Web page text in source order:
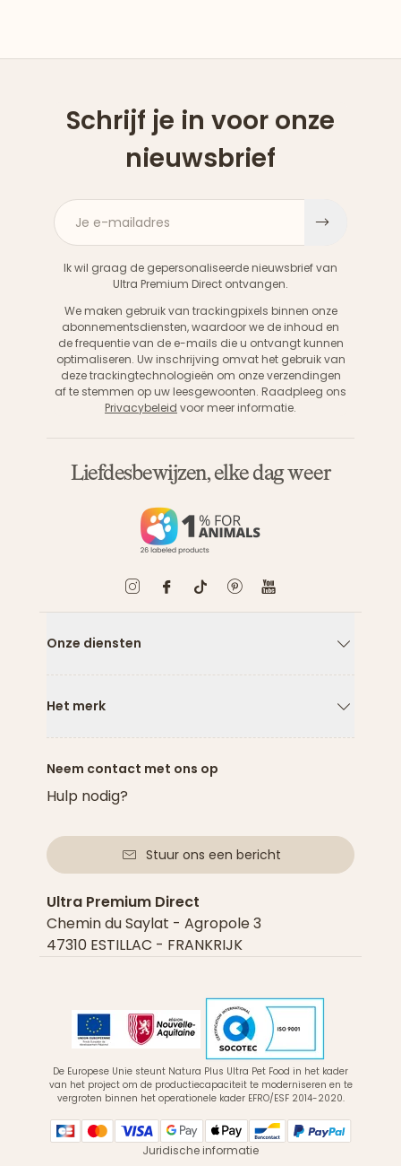
Schrijf je in voor onze
nieuwsbrief
Je e-mailadres
Ik wil graag de gepersonaliseerde nieuwsbrief van
Ultra Premium Direct ontvangen.
We maken gebruik van trackingpixels binnen onze
abonnementsdiensten, waardoor we de inhoud en
de frequentie van de e-mails die u ontvangt kunnen
optimaliseren. Uw inschrijving omvat het gebruik van
deze trackingtechnologieën om onze verzendingen
af te stemmen op uw leesgewoonten. Raadpleeg ons
Privacybeleid voor meer informatie.
Liefdesbewijzen, elke dag weer
Onze diensten
Het merk
Neem contact met ons op
Hulp nodig?
Stuur ons een bericht
Ultra Premium Direct
Chemin du Saylat - Agropole 3
47310 ESTILLAC - FRANKRIJK
De Europese Unie steunt Natura Plus Ultra Pet Food in het kader
van het project om de productiecapaciteit te moderniseren en te
vergroten binnen het operationele kader EFRO/ESF 2014-2020.
Juridische informatie